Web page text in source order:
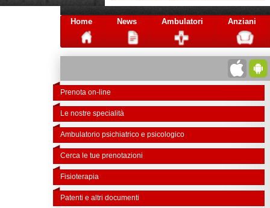
Home News Ambulatori Anziani
Prenota on-line
Le nostre specialità
Ambulatorio psichiatrico e psicologico
Cerca le tue prenotazioni
Fisioterapia
Patenti e altri documenti